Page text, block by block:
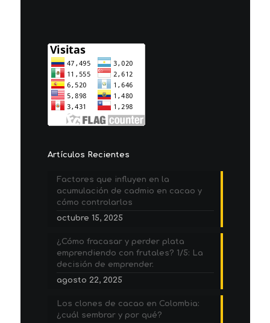
Artículos Recientes
Factores que influyen en la
acumulación de cadmio en cacao y
cómo controlarlos
octubre 15, 2025
¿Cómo fracasar y perder plata
emprendiendo con frutales? 1/5: La
decisión de emprender.
agosto 22, 2025
Los clones de cacao en Colombia:
¿cuál sembrar y por qué?